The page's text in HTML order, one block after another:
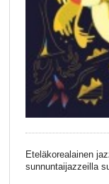
Eteläkorealainen
sunnuntaijazzeilla